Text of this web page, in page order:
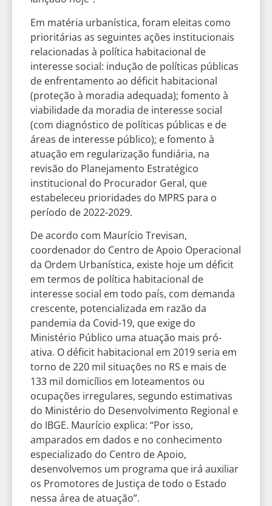
Em matéria urbanística, foram eleitas como
prioritárias as seguintes ações institucionais
relacionadas à política habitacional de
interesse social: indução de políticas públicas
de enfrentamento ao déficit habitacional
(proteção à moradia adequada); fomento à
viabilidade da moradia de interesse social
(com diagnóstico de políticas públicas e de
áreas de interesse público); e fomento à
atuação em regularização fundiária, na
revisão do Planejamento Estratégico
institucional do Procurador Geral, que
estabeleceu prioridades do MPRS para o
período de 2022-2029.
De acordo com Maurício Trevisan,
coordenador do Centro de Apoio Operacional
da Ordem Urbanística, existe hoje um déficit
em termos de política habitacional de
interesse social em todo país, com demanda
crescente, potencializada em razão da
pandemia da Covid-19, que exige do
Ministério Público uma atuação mais pró-
ativa. O déficit habitacional em 2019 seria em
torno de 220 mil situações no RS e mais de
133 mil domicílios em loteamentos ou
ocupações irregulares, segundo estimativas
do Ministério do Desenvolvimento Regional e
do IBGE. Maurício explica: “Por isso,
amparados em dados e no conhecimento
especializado do Centro de Apoio,
desenvolvemos um programa que irá auxiliar
os Promotores de Justiça de todo o Estado
nessa área de atuação”.